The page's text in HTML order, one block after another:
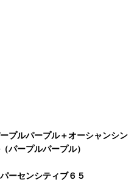
プルパープル＋オーシャンシン
パープルパープル）
ーセンシティブ６５